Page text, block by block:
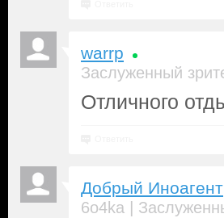
warrp
Заслуженный
Отличного
Добрый Иноагент
6o4ka |